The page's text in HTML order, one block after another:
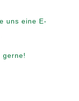
uns eine E-
gerne!